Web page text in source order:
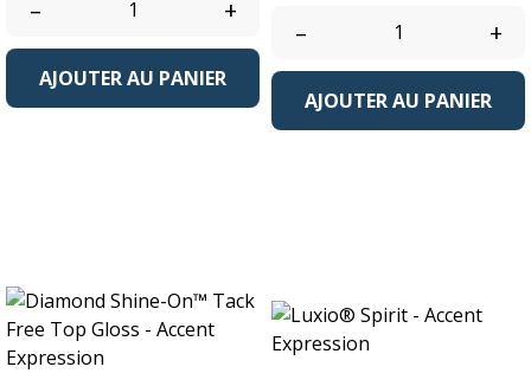
– +
AJOUTER AU PANIER
– +
AJOUTER AU PANIER